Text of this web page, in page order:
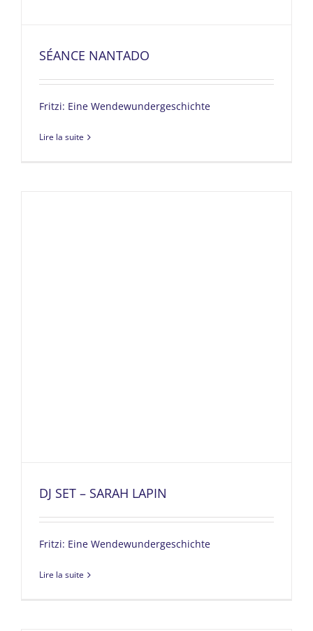
SÉANCE NANTADO
Fritzi: Eine Wendewundergeschichte
Lire la suite
DJ SET – SARAH LAPIN
Fritzi: Eine Wendewundergeschichte
Lire la suite